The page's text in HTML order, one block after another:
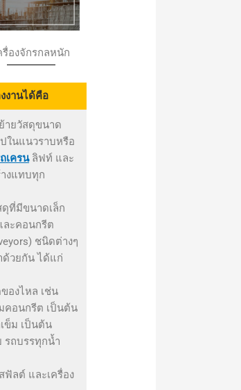
รื่องจักรกลหนัก
งานได้คือ
ายวัสดุขนาด
ในแนวราบหรือ
เครนลิฟท์ และ
งแทบทุก
ที่มีขนาดเล็ก
ละคอนกรีต
ชนิดต่างๆ
ด้วยกัน ได้แก่
องไหล เช่น
คอนกรีต เป็นต้น
ข็ม เป็นต้น
รถบรรทุกน้ำ
ลต์ และเครื่อง